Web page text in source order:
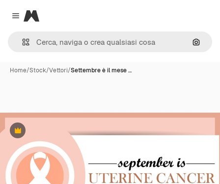
Close menu
Magnific
Cerca
Home/Stock/Vettori/Settembre è il mese …
Premium